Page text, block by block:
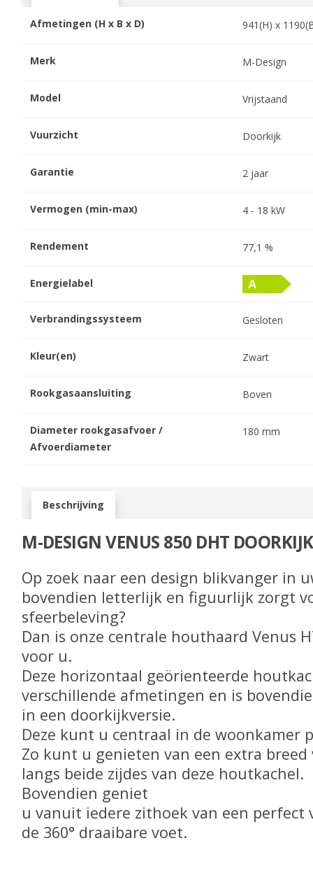
Afmetingen (H x B x D) 941(H) x 1190
Merk M-Design
Model Vrijstaand
Vuurzicht Doorkijk
Garantie 2 jaar
Vermogen (min-max) 4 - 18 kW
Rendement 77,1 %
Energielabel
Verbrandingssysteem Gesloten
Kleur(en) Zwart
Rookgasaansluiting Boven
Diameter rookgasafvoer /
Afvoerdiameter
180 mm
Beschrijving
M-DESIGN VENUS 850 DHT DOORKIJK
Op zoek naar een design blikvanger in
bovendien letterlijk en figuurlijk zorgt
sfeerbeleving?
Dan is onze centrale houthaard Venus
voor u.
Deze horizontaal geörienteerde
verschillende afmetingen en is
in een doorkijkversie.
Deze kunt u centraal in de woonkamer
Zo kunt u genieten van een extra breed
langs beide zijdes van deze houtkachel.
Bovendien geniet
u vanuit iedere zithoek van een perfect
de 360° draaibare voet.